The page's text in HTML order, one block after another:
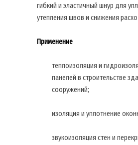
гибкий и эластичный шнур для
утепления швов и снижения
Применение
теплоизоляция и
панелей в строительстве
сооружений;
изоляция и уплотнение
звукоизоляция стен и